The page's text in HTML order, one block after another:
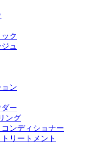
ク
ュ
ン
ー
ング
ンディショナー
リートメント